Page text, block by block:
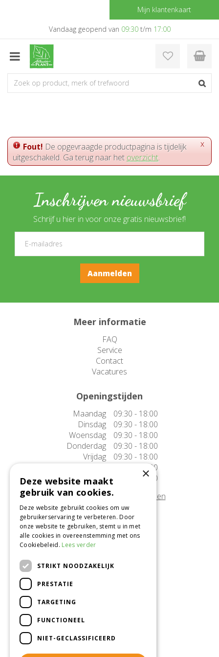
a
Mijn klantenkaart
Vandaag geopend van 09:30t/m 17:00
x
Fout! De opgevraagde productpagina is tijdelijk
uitgeschakeld. Ga terug naar het overzicht.
Inschrijven nieuwsbrief
Schrijf u hier in voor onze gratis nieuwsbrief!
Meer informatie
FAQ
Service
Contact
Vacatures
Openingstijden
Maandag
09:30 - 18:00
Dinsdag
09:30 - 18:00
Woensdag
09:30 - 18:00
Donderdag
09:30 - 18:00
Vrijdag
09:30 - 18:00
Zaterdag
09:30 - 17:00
Zondag
10:00 - 17:00
Afwijkende openingstijden tonen
Onze locatie
Tuincentrum Alméérplant
Jac. P. Thijsseweg 4
pinterest
×
Deze website maakt
gebruik van cookies.
Deze website gebruikt cookies om uw
gebruikerservaring te verbeteren. Door
onze website te gebruiken, stemt u in met
alle cookies in overeenstemming met ons
Cookiebeleid. Lees verder
STRIKT NOODZAKELIJK
PRESTATIE
TARGETING
FUNCTIONEEL
NIET-GECLASSIFICEERD